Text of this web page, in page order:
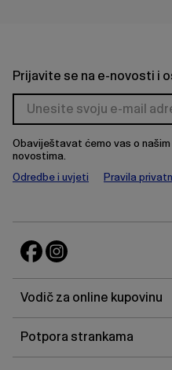
Prijavite se na e-novosti i
Obaviještavat ćemo vas o
novostima.
Odredbe i uvjeti
Pravila
Vodič za online kupovinu
Potpora strankama